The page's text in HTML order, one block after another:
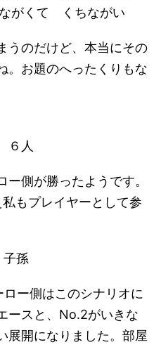
がくて くちながい
うのだけど、本当にその
。お題のへったくりもな
６人
側が勝ったようです。
もプレイヤーとして参
孫
ー側はこのシナリオに
ースと、No.2がいきな
展開になりました。部屋